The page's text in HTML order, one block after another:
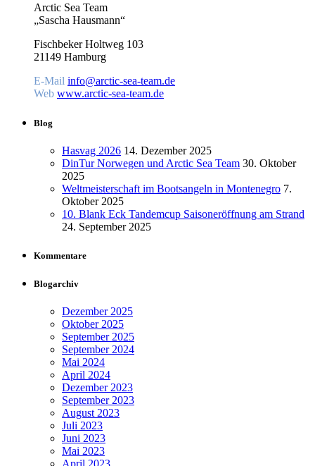
Arctic Sea Team
„Sascha Hausmann“
Fischbeker Holtweg 103
21149 Hamburg
E-Mail info@arctic-sea-team.de
Web www.arctic-sea-team.de
Blog
Hasvag 2026 14. Dezember 2025
DinTur Norwegen und Arctic Sea Team 30. Oktober
2025
Weltmeisterschaft im Bootsangeln in Montenegro 7.
Oktober 2025
10. Blank Eck Tandemcup Saisoneröffnung am Strand
24. September 2025
Kommentare
Blogarchiv
Dezember 2025
Oktober 2025
September 2025
September 2024
Mai 2024
April 2024
Dezember 2023
September 2023
August 2023
Juli 2023
Juni 2023
Mai 2023